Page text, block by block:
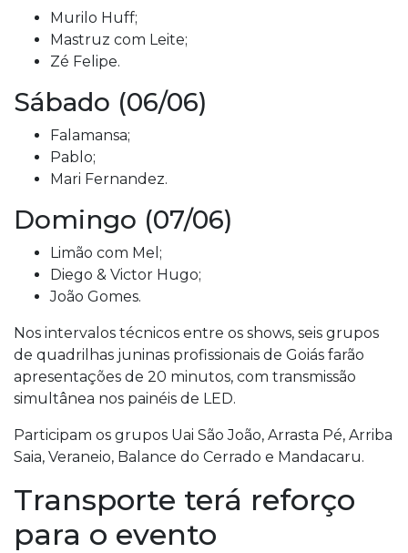
Murilo Huff;
Mastruz com Leite;
Zé Felipe.
Sábado (06/06)
Falamansa;
Pablo;
Mari Fernandez.
Domingo (07/06)
Limão com Mel;
Diego & Victor Hugo;
João Gomes.
Nos intervalos técnicos entre os shows, seis grupos
de quadrilhas juninas profissionais de Goiás farão
apresentações de 20 minutos, com transmissão
simultânea nos painéis de LED.
Participam os grupos Uai São João, Arrasta Pé, Arriba
Saia, Veraneio, Balance do Cerrado e Mandacaru.
Transporte terá reforço
para o evento